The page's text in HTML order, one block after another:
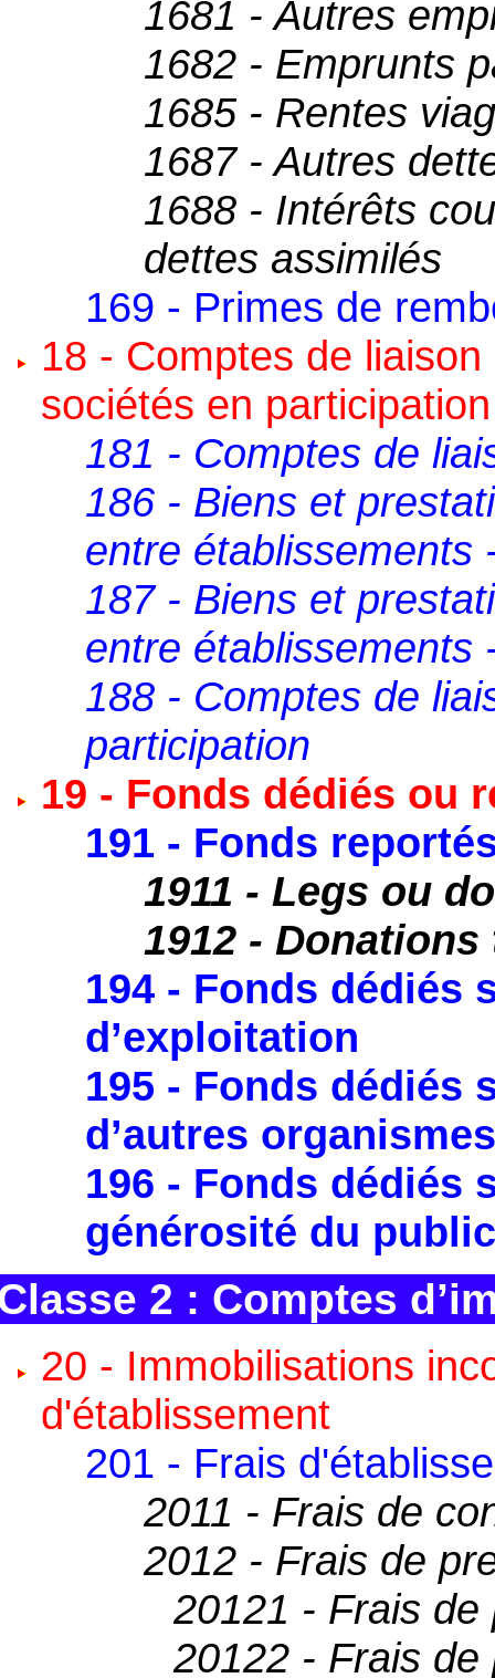
1681 - Autres
1682 - Emprunts
1685 - Rentes
1687 - Autres
1688 - Intérêts
dettes assimilés
169 - Primes de
18 - Comptes de
sociétés en participation
181 - Comptes de
186 - Biens et
entre établissements
187 - Biens et
entre établissements
188 - Comptes de
participation
19 - Fonds dédiés ou
191 - Fonds
1911 - Legs ou
1912 -
194 - Fonds dédiés
d’exploitation
195 - Fonds dédiés
d’autres
196 - Fonds dédiés
générosité du
2 : Comptes
20 - Immobilisations
d'établissement
201 - Frais
2011 - Frais de
2012 - Frais de
20121 - Frais de
20122 - Frais de